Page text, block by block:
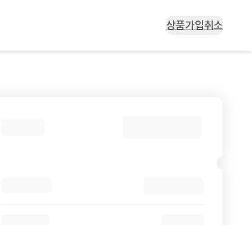
상품가입취소
상품가입취소